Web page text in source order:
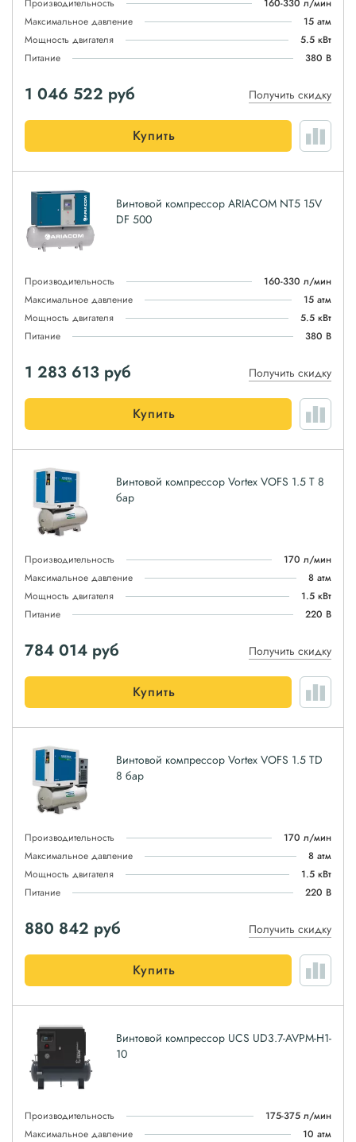
Производительность
160-330 л/мин
Максимальное давление
15 атм
Мощность двигателя
5.5 кВт
Питание
380 В
1 046 522 руб Получить скидку
Купить
Винтовой компрессор ARIACOM NT5 15V
DF 500
Производительность
160-330 л/мин
Максимальное давление
15 атм
Мощность двигателя
5.5 кВт
Питание
380 В
1 283 613 руб Получить скидку
Купить
Винтовой компрессор Vortex VOFS 1.5 T 8
бар
Производительность
170 л/мин
Максимальное давление
8 атм
Мощность двигателя
1.5 кВт
Питание
220 В
784 014 руб Получить скидку
Купить
Винтовой компрессор Vortex VOFS 1.5 TD
8 бар
Производительность
170 л/мин
Максимальное давление
8 атм
Мощность двигателя
1.5 кВт
Питание
220 В
880 842 руб Получить скидку
Купить
Винтовой компрессор UCS UD3.7-AVPM-H1-
10
Производительность
175-375 л/мин
Максимальное давление
10 атм